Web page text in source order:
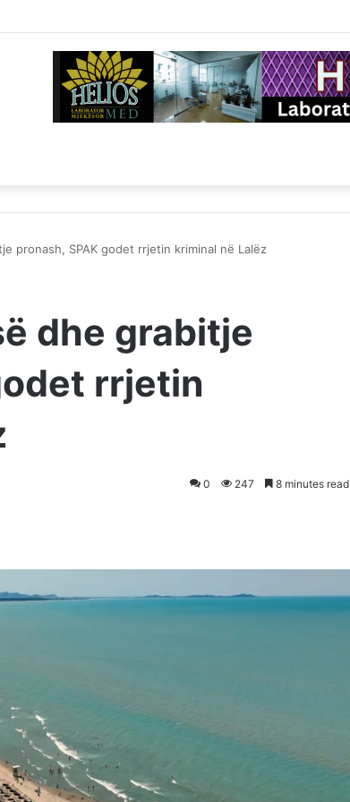
pronash, SPAK godet rrjetin kriminal në Lalëz
dhe grabitje
rrjetin
0 247 8 minutes read